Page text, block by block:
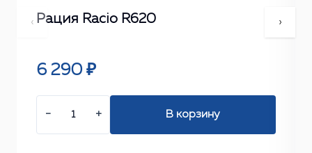
Рация Racio R620
6 290 ₽
− + В корзину
‹ ›